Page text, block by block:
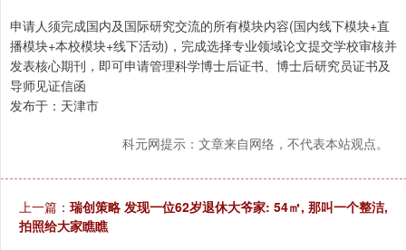
申请人须完成国内及国际研究交流的所有模块内容(国内线下模块+直
播模块+本校模块+线下活动)，完成选择专业领域论文提交学校审核并
发表核心期刊，即可申请管理科学博士后证书、博士后研究员证书及
导师见证信函
发布于：天津市
科元网提示：文章来自网络，不代表本站观点。
上一篇： 瑞创策略 发现一位62岁退休大爷家: 54㎡, 那叫一个整洁,
拍照给大家瞧瞧